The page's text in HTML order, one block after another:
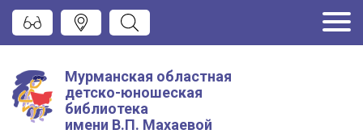
Мурманская областная
детско-юношеская
библиотека
имени В.П. Махаевой